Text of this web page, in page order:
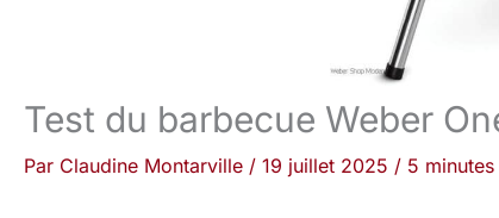
Test du barbecue Weber
Par Claudine Montarville / 19 juillet 2025 / 5